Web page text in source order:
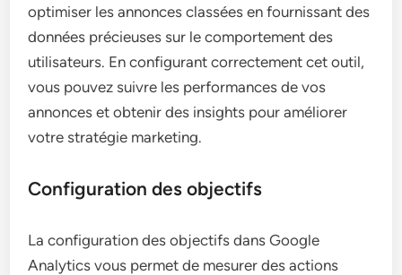
optimiser les annonces classées en fournissant des
données précieuses sur le comportement des
utilisateurs. En configurant correctement cet outil,
vous pouvez suivre les performances de vos
annonces et obtenir des insights pour améliorer
votre stratégie marketing.
Configuration des objectifs
La configuration des objectifs dans Google
Analytics vous permet de mesurer des actions